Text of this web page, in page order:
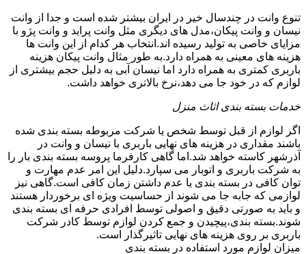
تنوع وانت در چندسال خیر در ایران بیشتر شده است و جدا از وانت
نیسان و وانت پیکان،مدل های دیگری مثل وانت پراید و وانت پژو با
مزایای خاصی به تولید رسیده اند.انتخاب هر کدام از این وانت ها
هزینه های معینی به همراه دارد.به طور مثال وانت پیکان هزینه
باربری کمتری به همراه دارد اما نیسان آبی به دلیل حجم بیشتری از
لوازم که در خود جا می دهد،نرخ بالاتری خواهد داشت.
خدمات بسته بندی اثاث منزل
اگر لوازم از قبل توسط شخص یا شرکت مربوطه بسته بندی شده
باشند مقداری در هزینه های نهایی باربری با نیسان و وانت در
آذرشهر کاسته خواهد شد.اما گاهی کارفرما پروسه بسته بندی بار را
به شرکت باربری و اتوبار می سپارد.دلیل این امر عدم مهارت و
توان کافی در بسته بندی یا عدم داشتن زمان کافی است.گاهی نیز
لوازمی که جابه جا می شوند از حساسیت ویژه ای برخوردار هستند
و باید به صورتی دقیق و اصولی توسط افرادی حرفه ای بسته بندی
شوند.بسته بندی،پیچیدن و جمع کردن لوازم توسط کادر شرکت
باربری بر روی هزینه های نهایی تاثیرگذار است.
میزان لوازم مورد استفاده در بسته بندی